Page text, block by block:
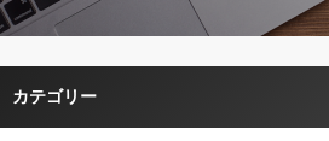
カテゴリー